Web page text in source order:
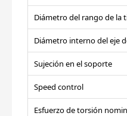
Diámetro del rango de la
Diámetro interno del eje
Sujeción en el soporte
Speed control
Esfuerzo de torsión